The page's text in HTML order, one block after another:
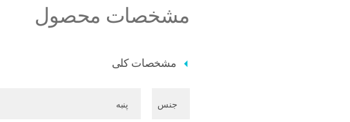
مشخصات محصول
مشخصات کلی
جنس پنبه